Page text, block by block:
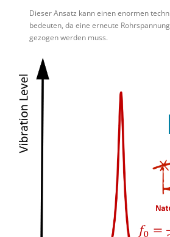
Dieser Ansatz kann einen enormen
bedeuten, da eine erneute
gezogen werden muss.